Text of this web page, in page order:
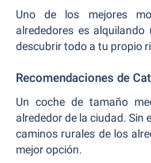
Uno de los mejores
alrededores es
descubrir todo a tu propio
Recomendaciones de
Un coche de tamaño
alrededor de la ciudad. Sin
caminos rurales de los
mejor opción.